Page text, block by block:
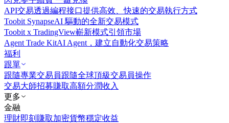
API交易透過編程接口提供高效、快速的交易執行方式
Toobit SynapseAI 驅動的全新交易模式
Toobit x TradingView嶄新模式引領市場
Agent Trade KitAI Agent，建立自動化交易策略
福利
跟單
跟隨專業交易員跟隨全球頂級交易員操作
交易大師招募賺取高額分潤收入
更多
金融
理財即刻賺取加密貨幣穩定收益